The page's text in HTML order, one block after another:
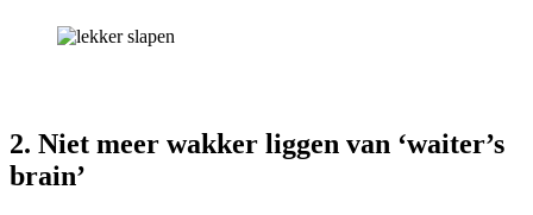
2. Niet meer wakker liggen van ‘waiter’s
brain’